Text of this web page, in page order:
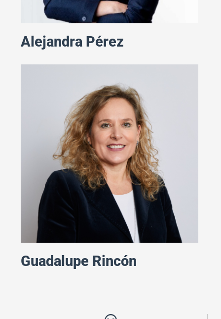
Alejandra Pérez
Guadalupe Rincón